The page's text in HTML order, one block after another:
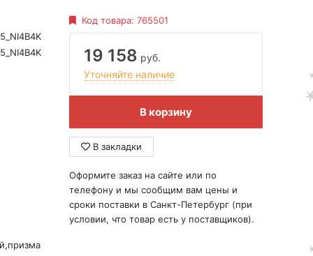
Код товара: 765501
19 158 руб.
Уточняйте наличие
В корзину
В закладки
Оформите заказ на сайте или по
телефону и мы сообщим вам цены и
сроки поставки в Санкт-Петербург (при
условии, что товар есть у поставщиков).